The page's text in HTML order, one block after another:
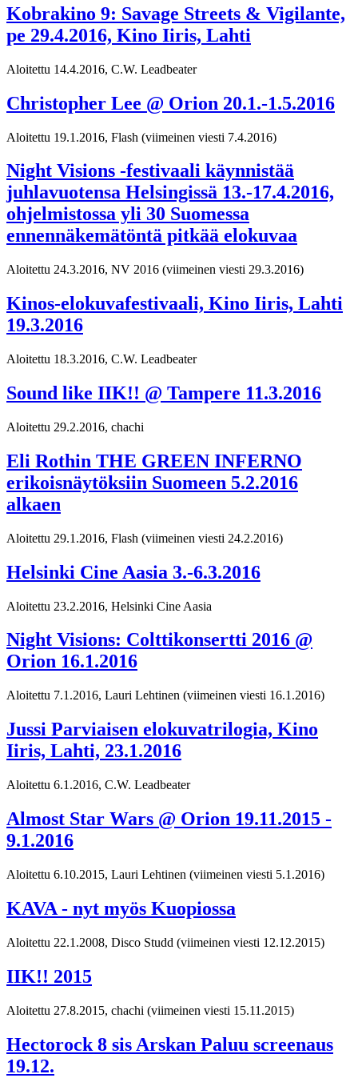
Kobrakino 9: Savage Streets & Vigilante,
pe 29.4.2016, Kino Iiris, Lahti
Aloitettu 14.4.2016, C.W. Leadbeater
Christopher Lee @ Orion 20.1.-1.5.2016
Aloitettu 19.1.2016, Flash (viimeinen viesti 7.4.2016)
Night Visions -festivaali käynnistää
juhlavuotensa Helsingissä 13.-17.4.2016,
ohjelmistossa yli 30 Suomessa
ennennäkemätöntä pitkää elokuvaa
Aloitettu 24.3.2016, NV 2016 (viimeinen viesti 29.3.2016)
Kinos-elokuvafestivaali, Kino Iiris, Lahti
19.3.2016
Aloitettu 18.3.2016, C.W. Leadbeater
Sound like IIK!! @ Tampere 11.3.2016
Aloitettu 29.2.2016, chachi
Eli Rothin THE GREEN INFERNO
erikoisnäytöksiin Suomeen 5.2.2016
alkaen
Aloitettu 29.1.2016, Flash (viimeinen viesti 24.2.2016)
Helsinki Cine Aasia 3.-6.3.2016
Aloitettu 23.2.2016, Helsinki Cine Aasia
Night Visions: Colttikonsertti 2016 @
Orion 16.1.2016
Aloitettu 7.1.2016, Lauri Lehtinen (viimeinen viesti 16.1.2016)
Jussi Parviaisen elokuvatrilogia, Kino
Iiris, Lahti, 23.1.2016
Aloitettu 6.1.2016, C.W. Leadbeater
Almost Star Wars @ Orion 19.11.2015 -
9.1.2016
Aloitettu 6.10.2015, Lauri Lehtinen (viimeinen viesti 5.1.2016)
KAVA - nyt myös Kuopiossa
Aloitettu 22.1.2008, Disco Studd (viimeinen viesti 12.12.2015)
IIK!! 2015
Aloitettu 27.8.2015, chachi (viimeinen viesti 15.11.2015)
Hectorock 8 sis Arskan Paluu screenaus
19.12.